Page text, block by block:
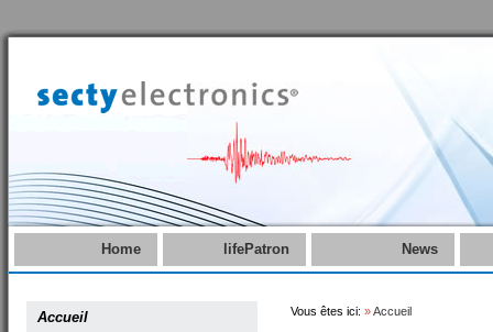
Home lifePatron News
Accueil Vous êtes ici: »Accueil